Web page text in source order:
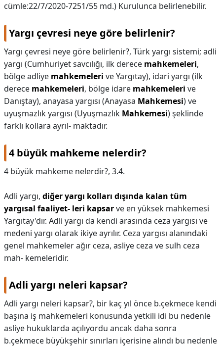
cümle:22/7/2020-7251/55 md.) Kurulunca belirlenebilir.
Yargı çevresi neye göre belirlenir?
Yargı çevresi neye göre belirlenir?, Türk yargı sistemi; adli
yargı (Cumhuriyet savcılığı, ilk derece mahkemeleri,
bölge adliye mahkemeleri ve Yargıtay), idari yargı (ilk
derece mahkemeleri, bölge idare mahkemeleri ve
Danıştay), anayasa yargısı (Anayasa Mahkemesi) ve
uyuşmazlık yargısı (Uyuşmazlık Mahkemesi) şeklinde
farklı kollara ayrıl- maktadır.
4 büyük mahkeme nelerdir?
4 büyük mahkeme nelerdir?, 3.4.
Adli yargı, diğer yargı kolları dışında kalan tüm
yargısal faaliyet- leri kapsarve en yüksek mahkemesi
Yargıtay'dır. Adli yargı da kendi arasında ceza yargısı ve
medeni yargı olarak ikiye ayrılır. Ceza yargısı alanındaki
genel mahkemeler ağır ceza, asliye ceza ve sulh ceza
mah- kemeleridir.
Adli yargı neleri kapsar?
Adli yargı neleri kapsar?, bir kaç yıl önce b.çekmece kendi
başına iş mahkemeleri konusunda yetkili idi bu nedenle
asliye hukuklarda açılıyordu ancak daha sonra
b.çekmece büyükşehir sınırları içerisine alındı bu nedenle